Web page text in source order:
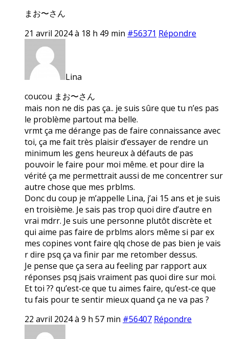
まお〜さん
21 avril 2024 à 18 h 49 min #56371 Répondre
Lina
coucou まお〜さん
mais non ne dis pas ça.. je suis sûre que tu n’es pas
le problème partout ma belle.
vrmt ça me dérange pas de faire connaissance avec
toi, ça me fait très plaisir d’essayer de rendre un
minimum les gens heureux à défauts de pas
pouvoir le faire pour moi même. et pour dire la
vérité ça me permettrait aussi de me concentrer sur
autre chose que mes prblms.
Donc du coup je m’appelle Lina, j’ai 15 ans et je suis
en troisième. Je sais pas trop quoi dire d’autre en
vrai mdrr. Je suis une personne plutôt discrète et
qui aime pas faire de prblms alors même si par ex
mes copines vont faire qlq chose de pas bien je vais
r dire psq ça va finir par me retomber dessus.
Je pense que ça sera au feeling par rapport aux
réponses psq jsais vraiment pas quoi dire sur moi.
Et toi ?? qu’est-ce que tu aimes faire, qu’est-ce que
tu fais pour te sentir mieux quand ça ne va pas ?
22 avril 2024 à 9 h 57 min #56407 Répondre